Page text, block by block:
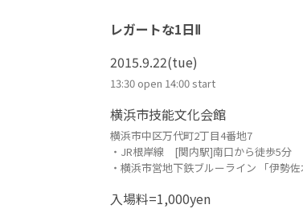
レガートな1日Ⅱ
2015.9.22(tue)
13:30 open 14:00 start
横浜市技能文化会館
横浜市中区万代町2丁目4番地7
・JR根岸線 [関内駅]南口から徒歩5分
・横浜市営地下鉄ブルーライン 「伊勢
入場料=1,000yen